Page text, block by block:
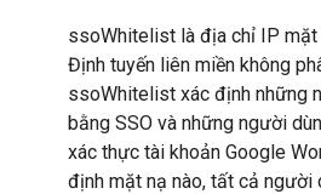
ssoWhitelist là địa chỉ IP
Định tuyến liên miền không
ssoWhitelist xác định những
bằng SSO và những người
xác thực tài khoản Google
định mặt nạ nào, tất cả người